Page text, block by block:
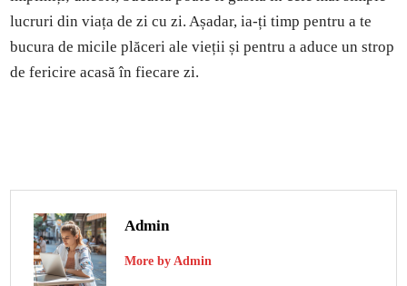
lucruri din viața de zi cu zi. Așadar, ia-ți timp pentru a te
bucura de micile plăceri ale vieții și pentru a aduce un strop
de fericire acasă în fiecare zi.
Admin
More by Admin